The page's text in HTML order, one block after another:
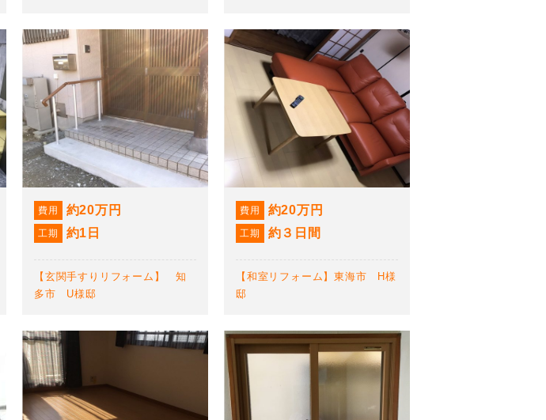
費用 約20万円
工期 約1日
【玄関手すりリフォーム】 知
多市 U様邸
費用 約20万円
工期 約３日間
【和室リフォーム】東海市 H様
邸